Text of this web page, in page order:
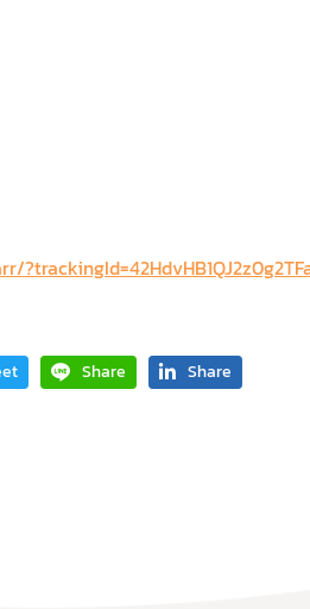
Share Share